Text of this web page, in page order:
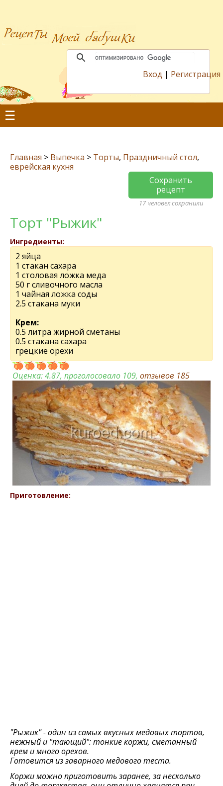
Вход | Регистрация
☰
Главная > Выпечка > Торты, Праздничный стол,
еврейская кухня
Сохранить
рецепт
17 человек сохранили
Торт "Рыжик"
Ингредиенты:
2 яйца
1 стакан сахара
1 столовая ложка меда
50 г сливочного масла
1 чайная ложка соды
2.5 стакана муки
Крем:
0.5 литра жирной сметаны
0.5 стакана сахара
грецкие орехи
Оценка:4.87, проголосовало 109, отзывов 185
Приготовление:
"Рыжик" - один из самых вкусных медовых тортов,
нежный и "тающий": тонкие коржи, сметанный
крем и много орехов.
Готовится из заварного медового теста.
Коржи можно приготовить заранее, за несколько